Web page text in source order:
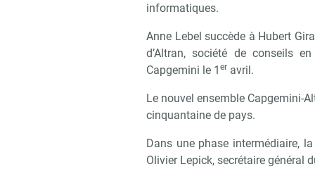
informatiques.
Anne Lebel succède à Hubert
d’Altran, société de conseils
Capgemini le 1 er avril.
Le nouvel ensemble Capgemini-
cinquantaine de pays.
Dans une phase intermédiaire,
Olivier Lepick, secrétaire général